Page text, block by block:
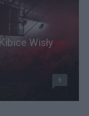
Wisły
6